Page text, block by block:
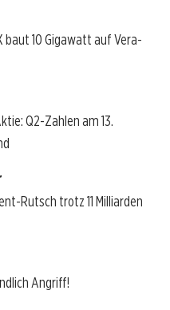
baut 10 Gigawatt auf Vera-
Q2-Zahlen am 13.
Rutsch trotz 11 Milliarden
Angriff!